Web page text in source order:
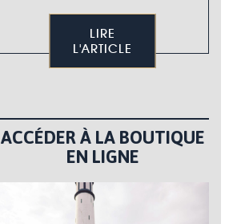
LIRE
L'ARTICLE
ACCÉDER À LA BOUTIQUE
EN LIGNE